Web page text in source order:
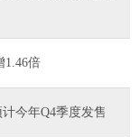
1.46倍
今年Q4季度发售